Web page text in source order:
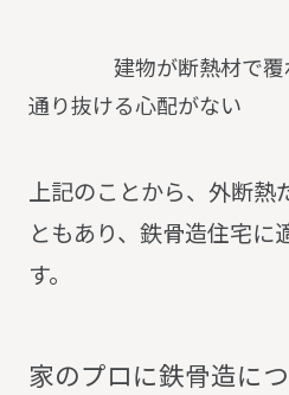
建物が断熱材で覆わ
通り抜ける心配がない
上記のことから、外断熱
ともあり、鉄骨造住宅に
す。
家のプロに鉄骨造につ